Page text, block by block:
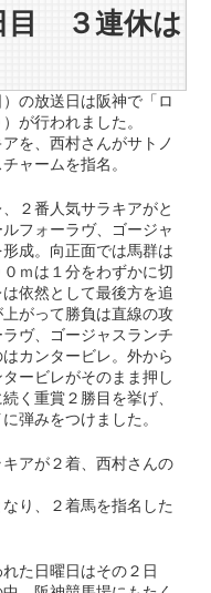
目 ３連休は
の放送日は阪神で「ロ
が行われました。
を、西村さんがサトノ
ャームを指名。
２番人気サラキアがと
フォーラヴ、ゴージャ
成。向正面では馬群は
ｍは１分をわずかに切
依然として最後方を追
がって勝負は直線の攻
ヴ、ゴージャスランチ
カンタービレ。外から
ービレがそのまま押し
く重賞２勝目を挙げ、
弾みをつけました。
アが２着、西村さんの
り、２着馬を指名した
た日曜日はその２日